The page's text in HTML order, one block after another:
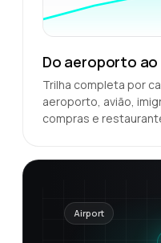
Do aeroporto
Trilha completa por
aeroporto, avião,
compras e
Airport